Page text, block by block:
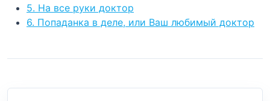
5. На все руки доктор
6. Попаданка в деле, или Ваш любимый доктор